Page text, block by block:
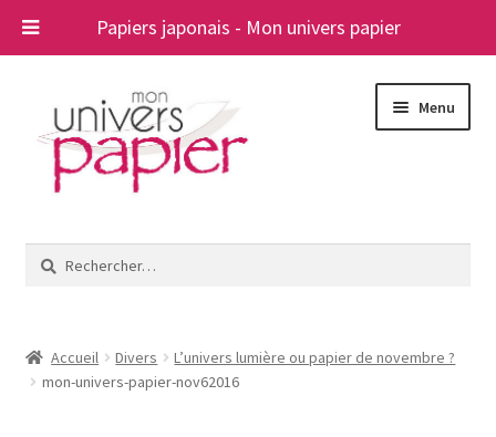
Papiers japonais - Mon univers papier
navigation
contenu
Menu
le
A propos
Rechercher :
Accueil Divers
L’univers lumière ou papier de novembre ?
mon-univers-papier-nov62016